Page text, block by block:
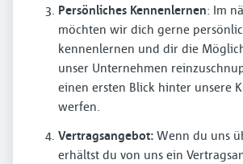
Persönliches Kennenlernen: Im
möchten wir dich gerne
kennenlernen und dir die
unser Unternehmen
einen ersten Blick hinter unsere
werfen.
Vertragsangebot: Wenn du uns
erhältst du von uns ein